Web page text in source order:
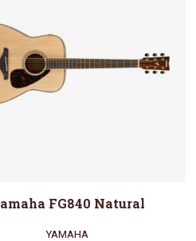
FG840 Natural
YAMAHA